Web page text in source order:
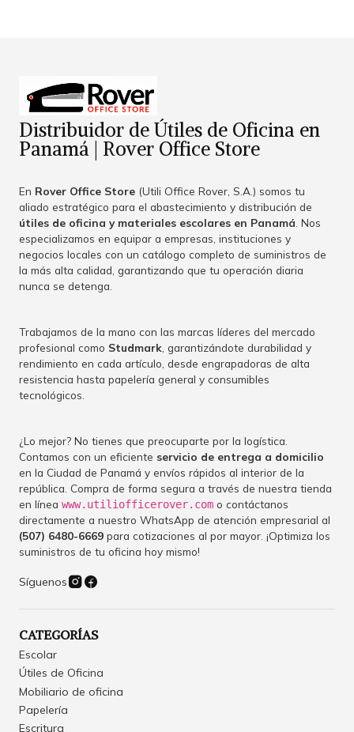
Distribuidor de Útiles de Oficina en
Panamá | Rover Office Store
En Rover Office Store (Utili Office Rover, S.A.) somos tu
aliado estratégico para el abastecimiento y distribución de
útiles de oficina y materiales escolares en Panamá . Nos
especializamos en equipar a empresas, instituciones y
negocios locales con un catálogo completo de suministros de
la más alta calidad, garantizando que tu operación diaria
nunca se detenga.
Trabajamos de la mano con las marcas líderes del mercado
profesional como Studmark , garantizándote durabilidad y
rendimiento en cada artículo, desde engrapadoras de alta
resistencia hasta papelería general y consumibles
tecnológicos.
¿Lo mejor? No tienes que preocuparte por la logística.
Contamos con un eficiente servicio de entrega a domicilio
en la Ciudad de Panamá y envíos rápidos al interior de la
república. Compra de forma segura a través de nuestra tienda
en línea www.utiliofficerover.com o contáctanos
directamente a nuestro WhatsApp de atención empresarial al
(507) 6480-6669 para cotizaciones al por mayor. ¡Optimiza los
suministros de tu oficina hoy mismo!
Síguenos
CATEGORÍAS
Escolar
Útiles de Oficina
Mobiliario de oficina
Papelería
Escritura